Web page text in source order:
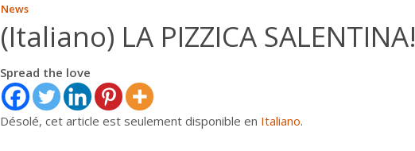
News
(Italiano) LA PIZZICA SALENTINA!
Spread the love
Désolé, cet article est seulement disponible en Italiano.